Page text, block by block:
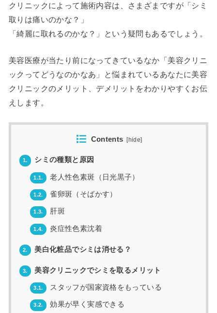
クリニックによって施術内容は、さまざまですが「シミ
取りは痛いのかな？」
「綺麗に取れるのかな？」という疑問もあるでしょう。
美容医療が当たり前になってきているなか「美容クリニ
ックってどうなのかなあ」と悩まれているあなたに美容
クリニックのメリット、デメリットをわかりやすくお伝
えします。
Contents [hide]
1. シミの種類と原因
1.1. 老人性色素斑（日光黒子）
1.2. 雀卵斑（そばかす）
1.3. 肝斑
1.4. 炎症性色素沈着
2. 美白化粧品でシミは消せる？
3. 美容クリニックでシミを取るメリット
3.1. スタッフが国家資格をもっている
3.2. 効果が早く実感できる